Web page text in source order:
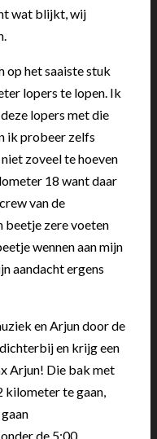
wat blijkt, wij
op het saaiste stuk
lopers te lopen. Ik
lopers met die
ik probeer zelfs
zoveel te hoeven
18 want daar
van de
beetje zere voeten
wennen aan mijn
aandacht ergens
en Arjun door de
en krijg een
Arjun! Die bak met
kilometer te gaan,
de 5:00